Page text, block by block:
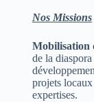
Nos Missions
Mobilisation
de la
projets locaux
expertises.